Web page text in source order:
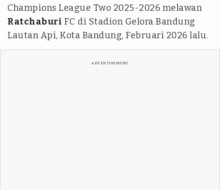
Champions League Two 2025-2026 melawan
Ratchaburi FC di Stadion Gelora Bandung
Lautan Api, Kota Bandung, Februari 2026 lalu.
ADVERTISEMENT